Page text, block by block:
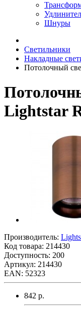
Шнуры
Светильники
Накладные
Потолочный
Lightstar
Производитель:
Код товара: 214430
Доступность: 200
Артикул: 214430
EAN: 52323
842 р.